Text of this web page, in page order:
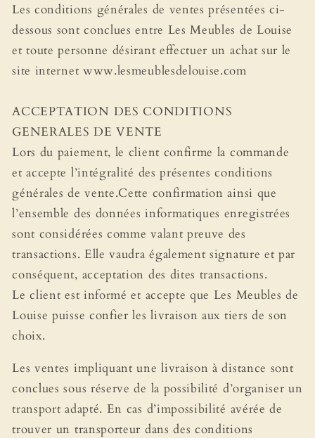
Les conditions générales de ventes présentées ci-
dessous sont conclues entre Les Meubles de Louise
et toute personne désirant effectuer un achat sur le
site internet www.lesmeublesdelouise.com
ACCEPTATION DES CONDITIONS
GENERALES DE VENTE
Lors du paiement, le client confirme la commande
et accepte l’intégralité des présentes conditions
générales de vente.Cette confirmation ainsi que
l’ensemble des données informatiques enregistrées
sont considérées comme valant preuve des
transactions. Elle vaudra également signature et par
conséquent, acceptation des dites transactions.
Le client est informé et accepte que Les Meubles de
Louise puisse confier les livraison aux tiers de son
choix.
Les ventes impliquant une livraison à distance sont
conclues sous réserve de la possibilité d’organiser un
transport adapté. En cas d’impossibilité avérée de
trouver un transporteur dans des conditions